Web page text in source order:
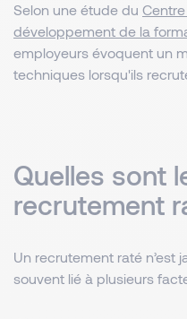
Selon une étude du
développement de la
employeurs évoquent un
techniques lorsqu'ils
Quelles sont
recrutement
Un recrutement raté n’est
souvent lié à plusieurs